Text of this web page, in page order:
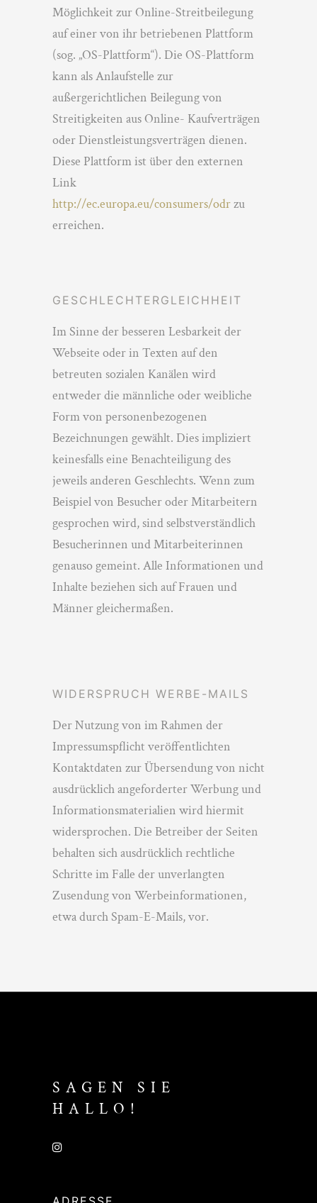
Möglichkeit zur Online-Streitbeilegung
auf einer von ihr betriebenen Plattform
(sog. „OS-Plattform“). Die OS-Plattform
kann als Anlaufstelle zur
außergerichtlichen Beilegung von
Streitigkeiten aus Online- Kaufverträgen
oder Dienstleistungsverträgen dienen.
Diese Plattform ist über den externen
Link
http://ec.europa.eu/consumers/odrzu
erreichen.
GESCHLECHTERGLEICHHEIT
Im Sinne der besseren Lesbarkeit der
Webseite oder in Texten auf den
betreuten sozialen Kanälen wird
entweder die männliche oder weibliche
Form von personenbezogenen
Bezeichnungen gewählt. Dies impliziert
keinesfalls eine Benachteiligung des
jeweils anderen Geschlechts. Wenn zum
Beispiel von Besucher oder Mitarbeitern
gesprochen wird, sind selbstverständlich
Besucherinnen und Mitarbeiterinnen
genauso gemeint. Alle Informationen und
Inhalte beziehen sich auf Frauen und
Männer gleichermaßen.
WIDERSPRUCH WERBE-MAILS
Der Nutzung von im Rahmen der
Impressumspflicht veröffentlichten
Kontaktdaten zur Übersendung von nicht
ausdrücklich angeforderter Werbung und
Informationsmaterialien wird hiermit
widersprochen. Die Betreiber der Seiten
behalten sich ausdrücklich rechtliche
Schritte im Falle der unverlangten
Zusendung von Werbeinformationen,
etwa durch Spam-E-Mails, vor.
SAGEN SIE
HALLO!